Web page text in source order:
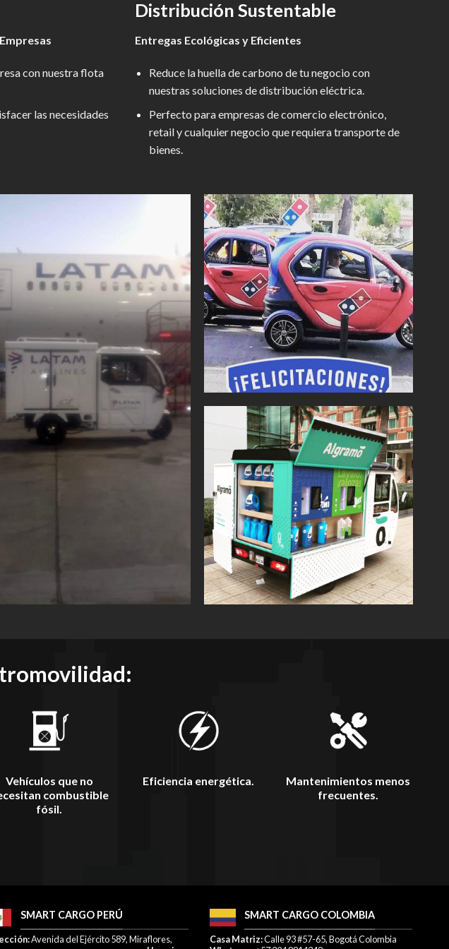
con nuestra flota
las necesidades
Distribución Sustentable
Entregas Ecológicas y Eficientes
Reduce la huella de carbono de tu negocio con
nuestras soluciones de distribución eléctrica.
Perfecto para empresas de comercio electrónico,
retail y cualquier negocio que requiera transporte de
bienes.
Vehículos que no
combustible
fósil.
Eficiencia energética.
Mantenimientos menos
frecuentes.
SMART CARGO PERÚ
Avenida del Ejército 589, Miraflores,
SMART CARGO COLOMBIA
Casa Matriz:Calle 93 #57-65, Bogotá Colombia